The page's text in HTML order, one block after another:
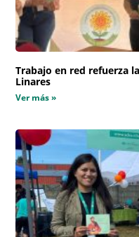
Trabajo en red refuerza
Linares
Ver más »